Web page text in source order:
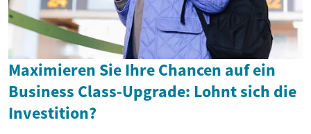
Maximieren Sie Ihre Chancen auf ein
Business Class-Upgrade: Lohnt sich die
Investition?